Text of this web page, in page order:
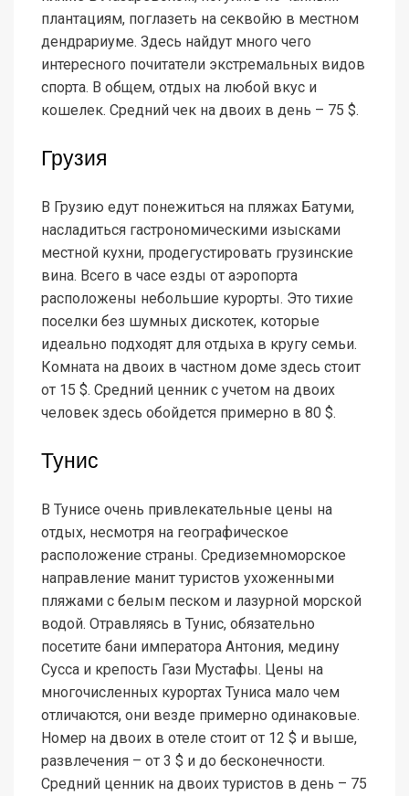
плантациям, поглазеть на секвойю в местном
дендрариуме. Здесь найдут много чего
интересного почитатели экстремальных видов
спорта. В общем, отдых на любой вкус и
кошелек. Средний чек на двоих в день – 75 $.
Грузия
В Грузию едут понежиться на пляжах Батуми,
насладиться гастрономическими изысками
местной кухни, продегустировать грузинские
вина. Всего в часе езды от аэропорта
расположены небольшие курорты. Это тихие
поселки без шумных дискотек, которые
идеально подходят для отдыха в кругу семьи.
Комната на двоих в частном доме здесь стоит
от 15 $. Средний ценник с учетом на двоих
человек здесь обойдется примерно в 80 $.
Тунис
В Тунисе очень привлекательные цены на
отдых, несмотря на географическое
расположение страны. Средиземноморское
направление манит туристов ухоженными
пляжами с белым песком и лазурной морской
водой. Отравляясь в Тунис, обязательно
посетите бани императора Антония, медину
Сусса и крепость Гази Мустафы. Цены на
многочисленных курортах Туниса мало чем
отличаются, они везде примерно одинаковые.
Номер на двоих в отеле стоит от 12 $ и выше,
развлечения – от 3 $ и до бесконечности.
Средний ценник на двоих туристов в день – 75